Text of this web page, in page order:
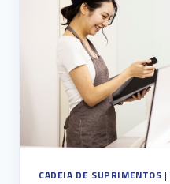
CADEIA DE SUPRIMENTOS |